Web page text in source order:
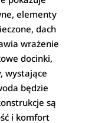
elementy
dach
wrażenie
docinki,
wystające
będzie
są
i komfort